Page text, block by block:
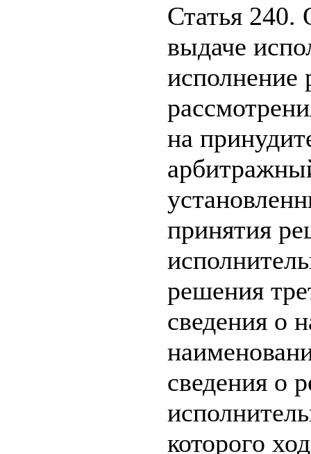
Статья 240.
выдаче
исполнение
на
принятия
решения
сведения о
сведения о
которого